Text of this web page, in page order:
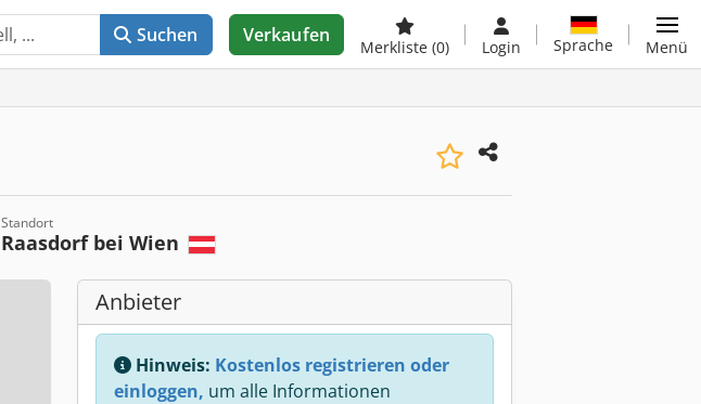
Suchen Verkaufen
Merkliste (0) Login Sprache Menü
Standort
Raasdorf bei Wien
Anbieter
Hinweis: Kostenlos registrieren oder
einloggen, um alle Informationen